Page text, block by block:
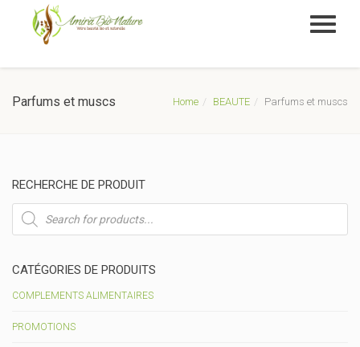
Parfums et muscs Home BEAUTE Parfums et muscs
RECHERCHE DE PRODUIT
Recherche
de
produits
CATÉGORIES DE PRODUITS
COMPLEMENTS ALIMENTAIRES
PROMOTIONS